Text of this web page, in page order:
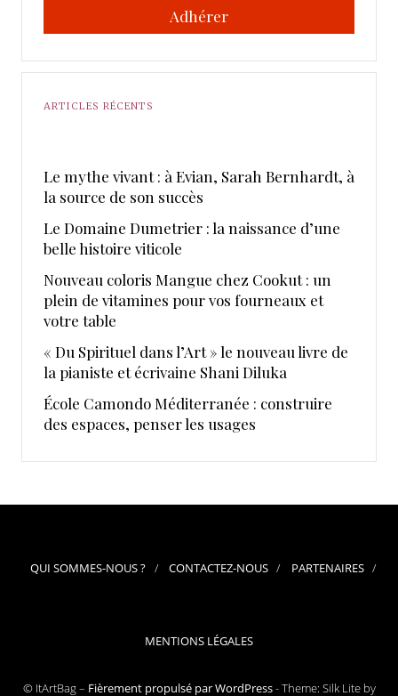
Adhérer
ARTICLES RÉCENTS
Le mythe vivant : à Evian, Sarah Bernhardt, à
la source de son succès
Le Domaine Dumetrier : la naissance d’une
belle histoire viticole
Nouveau coloris Mangue chez Cookut : un
plein de vitamines pour vos fourneaux et
votre table
« Du Spirituel dans l’Art » le nouveau livre de
la pianiste et écrivaine Shani Diluka
École Camondo Méditerranée : construire
des espaces, penser les usages
QUI SOMMES-NOUS ? CONTACTEZ-NOUS PARTENAIRES
MENTIONS LÉGALES
© ItArtBag – Fièrement propulsé par WordPress-Theme: Silk Lite by